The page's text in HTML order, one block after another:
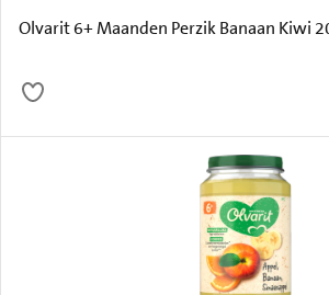
Olvarit 6+ Maanden Perzik Banaan Kiwi